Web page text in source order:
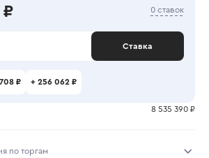
₽ 0 ставок
Ставка
₽ + 256 062 ₽
8 535 390 ₽
по торгам